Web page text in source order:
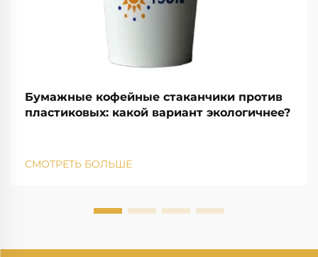
Бумажные кофейные стаканчики против
пластиковых: какой вариант экологичнее?
СМОТРЕТЬ БОЛЬШЕ